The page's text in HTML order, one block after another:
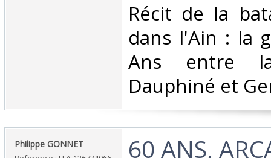
‎Récit de la
dans l'Ain : la
Ans entre
Dauphiné et
‎Philippe GONNET‎
‎60 ANS,